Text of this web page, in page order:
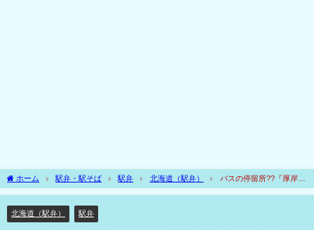
ホーム 駅弁・駅そば 駅弁 北海道（駅弁）
バスの停留所??『厚岸駅
前 氏家待合所』列車内で受取OKの、あの有名名物駅弁のお店?!
北海道（駅弁） 駅弁